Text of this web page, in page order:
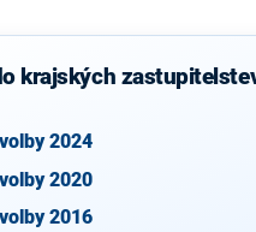
krajských
2024
2020
2016